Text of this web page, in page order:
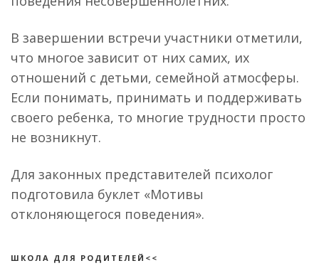
В завершении встречи участники отметили,
что многое зависит от них самих, их
отношений с детьми, семейной атмосферы.
Если понимать, принимать и поддерживать
своего ребенка, то многие трудности просто
не возникнут.
Для законных представителей психолог
подготовила буклет «Мотивы
отклоняющегося поведения».
ШКОЛА ДЛЯ РОДИТЕЛЕЙ<<